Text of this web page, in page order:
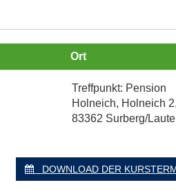
Ort
Treffpunkt: Pension
Holneich, Holneich 2,
83362 Surberg/
DOWNLOAD DER